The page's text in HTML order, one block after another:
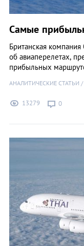
Самые
Британская
об авиаперелетах,
прибыльных
АНАЛИТИЧЕСКИЕ СТАТЬИ
13279 0